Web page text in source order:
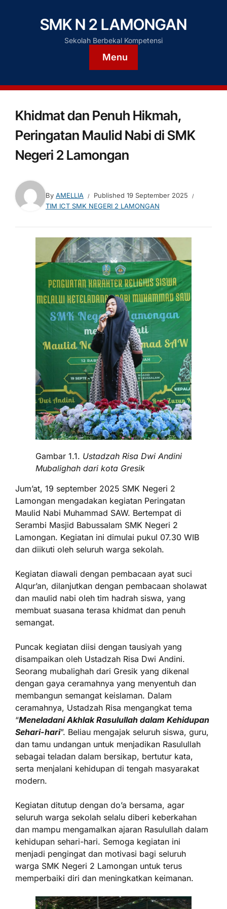
SMK N 2 LAMONGAN
Sekolah Berbekal Kompetensi
Menu
Khidmat dan Penuh Hikmah,
Peringatan Maulid Nabi di SMK
Negeri 2 Lamongan
By AMELLIA Published 19 September 2025
TIM ICT SMK NEGERI 2 LAMONGAN
Gambar 1.1. Ustadzah Risa Dwi Andini
Mubalighah dari kota Gresik
Jum’at, 19 september 2025 SMK Negeri 2
Lamongan mengadakan kegiatan Peringatan
Maulid Nabi Muhammad SAW. Bertempat di
Serambi Masjid Babussalam SMK Negeri 2
Lamongan. Kegiatan ini dimulai pukul 07.30 WIB
dan diikuti oleh seluruh warga sekolah.
Kegiatan diawali dengan pembacaan ayat suci
Alqur’an, dilanjutkan dengan pembacaan sholawat
dan maulid nabi oleh tim hadrah siswa, yang
membuat suasana terasa khidmat dan penuh
semangat.
Puncak kegiatan diisi dengan tausiyah yang
disampaikan oleh Ustadzah Risa Dwi Andini.
Seorang mubalighah dari Gresik yang dikenal
dengan gaya ceramahnya yang menyentuh dan
membangun semangat keislaman. Dalam
ceramahnya, Ustadzah Risa mengangkat tema
“Meneladani Akhlak Rasulullah dalam Kehidupan
Sehari-hari”. Beliau mengajak seluruh siswa, guru,
dan tamu undangan untuk menjadikan Rasulullah
sebagai teladan dalam bersikap, bertutur kata,
serta menjalani kehidupan di tengah masyarakat
modern.
Kegiatan ditutup dengan do’a bersama, agar
seluruh warga sekolah selalu diberi keberkahan
dan mampu mengamalkan ajaran Rasulullah dalam
kehidupan sehari-hari. Semoga kegiatan ini
menjadi pengingat dan motivasi bagi seluruh
warga SMK Negeri 2 Lamongan untuk terus
memperbaiki diri dan meningkatkan keimanan.